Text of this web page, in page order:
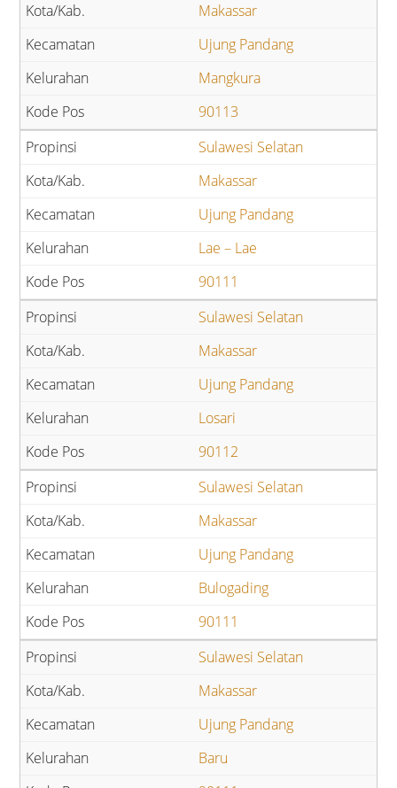
Makassar
Ujung Pandang
Mangkura
90113
Sulawesi Selatan
Makassar
Ujung Pandang
Lae – Lae
90111
Sulawesi Selatan
Makassar
Ujung Pandang
Losari
90112
Sulawesi Selatan
Makassar
Ujung Pandang
Bulogading
90111
Sulawesi Selatan
Makassar
Ujung Pandang
Baru